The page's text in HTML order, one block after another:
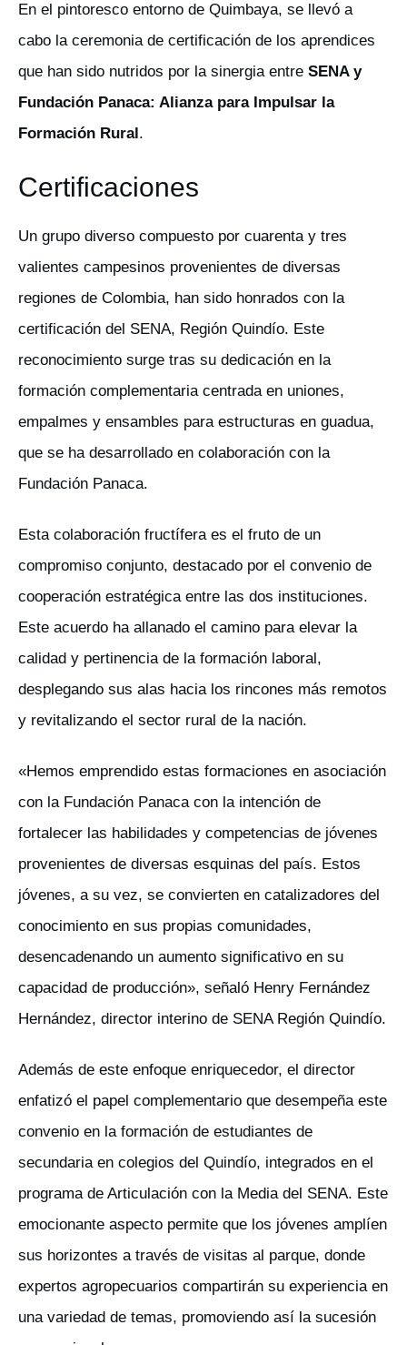
En el pintoresco entorno de Quimbaya, se llevó a
cabo la ceremonia de certificación de los aprendices
que han sido nutridos por la sinergia entre SENA y
Fundación Panaca: Alianza para Impulsar la
Formación Rural .
Certificaciones
Un grupo diverso compuesto por cuarenta y tres
valientes campesinos provenientes de diversas
regiones de Colombia, han sido honrados con la
certificación del SENA, Región Quindío. Este
reconocimiento surge tras su dedicación en la
formación complementaria centrada en uniones,
empalmes y ensambles para estructuras en guadua,
que se ha desarrollado en colaboración con la
Fundación Panaca.
Esta colaboración fructífera es el fruto de un
compromiso conjunto, destacado por el convenio de
cooperación estratégica entre las dos instituciones.
Este acuerdo ha allanado el camino para elevar la
calidad y pertinencia de la formación laboral,
desplegando sus alas hacia los rincones más remotos
y revitalizando el sector rural de la nación.
«Hemos emprendido estas formaciones en asociación
con la Fundación Panaca con la intención de
fortalecer las habilidades y competencias de jóvenes
provenientes de diversas esquinas del país. Estos
jóvenes, a su vez, se convierten en catalizadores del
conocimiento en sus propias comunidades,
desencadenando un aumento significativo en su
capacidad de producción», señaló Henry Fernández
Hernández, director interino de SENA Región Quindío.
Además de este enfoque enriquecedor, el director
enfatizó el papel complementario que desempeña este
convenio en la formación de estudiantes de
secundaria en colegios del Quindío, integrados en el
programa de Articulación con la Media del SENA. Este
emocionante aspecto permite que los jóvenes amplíen
sus horizontes a través de visitas al parque, donde
expertos agropecuarios compartirán su experiencia en
una variedad de temas, promoviendo así la sucesión